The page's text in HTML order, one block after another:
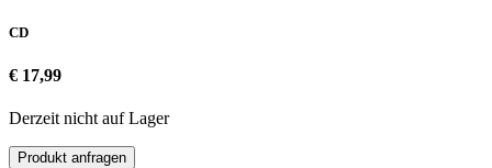
CD
€ 17,99
Derzeit nicht auf Lager
Produkt anfragen